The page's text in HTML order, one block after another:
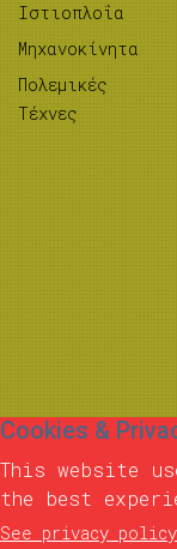
Ιστιοπλοΐα
Μηχανοκίνητα
Πολεμικές
Τέχνες
Cookies &
This website
the best
See privacy policy